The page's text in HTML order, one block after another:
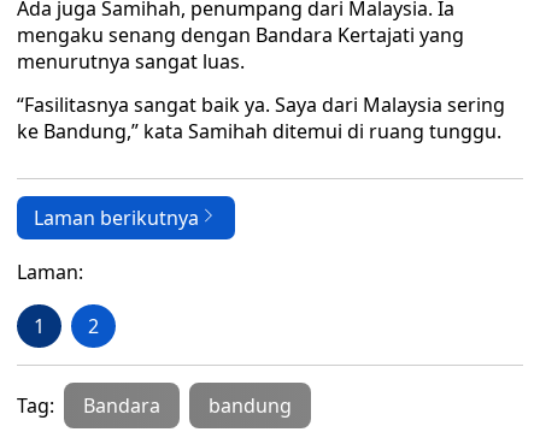
Ada juga Samihah, penumpang dari Malaysia. Ia
mengaku senang dengan Bandara Kertajati yang
menurutnya sangat luas.
“Fasilitasnya sangat baik ya. Saya dari Malaysia sering
ke Bandung,” kata Samihah ditemui di ruang tunggu.
Laman berikutnya
Laman:
1 2
Tag: Bandara bandung